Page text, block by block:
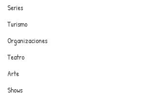
ANUNCIATE CON NOSOTROS
PARA MÁS INFORMACIÓN:
dinamicaseltrendytop@gmail.com
Series
Turismo
Organizaciones
Teatro
Arte
Shows